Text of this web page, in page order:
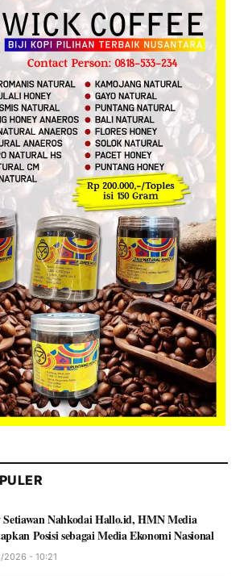
Nahkodai Hallo.id, HMN Media
Posisi sebagai Media Ekonomi Nasional
- 10:21